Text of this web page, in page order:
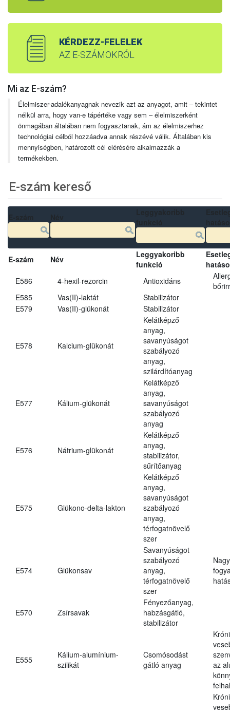
KÉRDEZZ-FELELEK
AZ E-SZÁMOKRÓL
Mi az E-szám?
Élelmiszer-adalékanyagnak nevezik azt az anyagot, amit – tekintet
nélkül arra, hogy van-e tápértéke vagy sem – élelmiszerként
önmagában általában nem fogyasztanak, ám az élelmiszerhez
technológiai célból hozzáadva annak részévé válik. Általában kis
mennyiségben, határozott cél elérésére alkalmazzák a
termékekben.
E-szám kereső
E-szám Név
Leggyakoribb
funkció
E586
4-hexil-rezorcin Antioxidáns
E585
Vas(II)-laktát
Stabilizátor
E579
Vas(II)-glükonát Stabilizátor
E578 Kalcium-glükonát
Kelátképző
anyag,
savanyúságot
szabályozó
anyag,
szilárdítóanyag
E577 Kálium-glükonát
Kelátképző
anyag,
savanyúságot
szabályozó
anyag
E576 Nátrium-glükonát
Kelátképző
anyag,
stabilizátor,
sűrítőanyag
E575 Glükono-delta-lakton
Kelátképző
anyag,
savanyúságot
szabályozó
anyag,
térfogatnövelő
szer
E574 Glükonsav
Savanyúságot
szabályozó
anyag,
térfogatnövelő
szer
E570 Zsírsavak
Fényezőanyag,
habzásgátló,
stabilizátor
E555
Kálium-alumínium-
szilikát
Csomósodást
gátló anyag
az